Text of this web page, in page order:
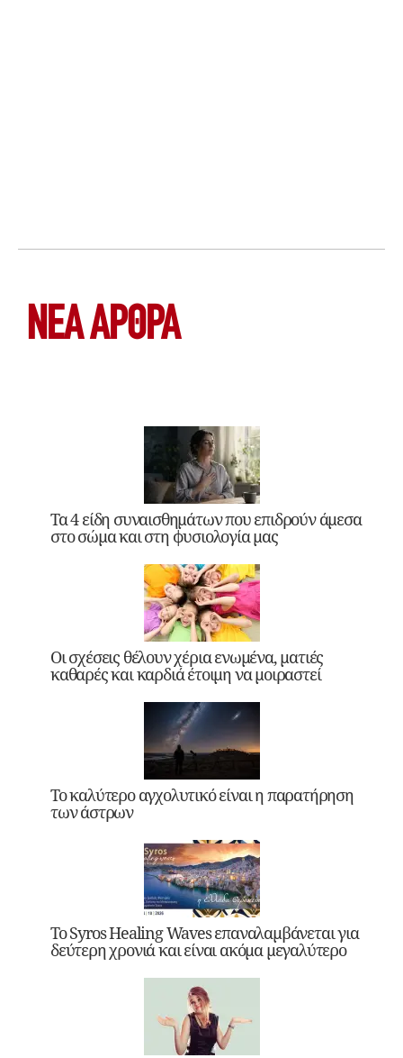
ΝΕΑ ΆΡΘΡΑ
Τα 4 είδη συναισθημάτων που επιδρούν άμεσα
στο σώμα και στη φυσιολογία μας
Οι σχέσεις θέλουν χέρια ενωμένα, ματιές
καθαρές και καρδιά έτοιμη να μοιραστεί
Το καλύτερο αγχολυτικό είναι η παρατήρηση
των άστρων
Το Syros Healing Waves επαναλαμβάνεται για
δεύτερη χρονιά και είναι ακόμα μεγαλύτερο